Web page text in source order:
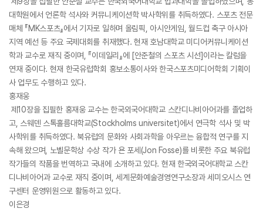
대학원에서 언론학 석사와 커뮤니케이션학 박사학위를 취득하였다. 스포츠 전문
매체 『MK스포츠』에서 기자로 일하며 올림픽, 아시안게임, 월드컵 축구 아시아
지역 예선 등 주요 국제대회를 취재했다. 현재 호남대학교 미디어커뮤니케이션
학과 교수로 재직 중이며, 『이데일리』에 [안준철의 스포츠 시선]이라는 칼럼을
연재 중이다. 현재 한국유럽학회 홍보소통이사와 한국스포츠미디어학회 기획이
사 업무도 수행하고 있다.
홍재웅
제10장을 집필한 홍재웅 교수는 한국외국어대학교 스칸디나비아어과를 졸업하
고, 스웨덴 스톡홀름대학교(Stockholms universitet)에서 연극학 석사 및 박
사학위를 취득하였다. 북유럽의 문화와 사회과학을 아우르는 융합적 연구를 지
속해 왔으며, 노벨문학상 수상 작가 욘 포세(Jon Fosse)를 비롯한 주요 북유럽
작가들의 작품을 번역하고 국내에 소개하고 있다. 현재 한국외국어대학교 스칸
디나비아어과 교수로 재직 중이며, 세계문화예술경영연구소장과 세미오시스 연
구센터 운영위원으로 활동하고 있다.
이은경